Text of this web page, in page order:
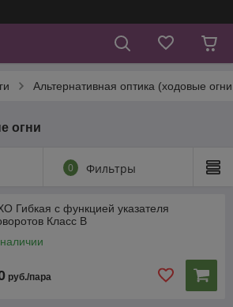
Альтернативная оптика (ходовые
огни
0 Фильтры
Гибкая с функцией указателя
Класс В
руб./пара